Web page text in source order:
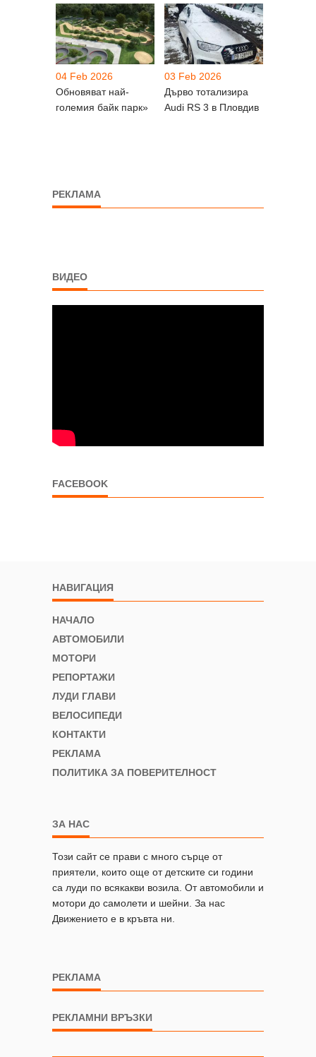
04 Feb 2026
Обновяват най-
големия байк парк»
03 Feb 2026
Дърво тотализира
Audi RS 3 в Пловдив
РЕКЛАМА
ВИДЕО
FACEBOOK
НАВИГАЦИЯ
НАЧАЛО
АВТОМОБИЛИ
МОТОРИ
РЕПОРТАЖИ
ЛУДИ ГЛАВИ
ВЕЛОСИПЕДИ
КОНТАКТИ
РЕКЛАМА
ПОЛИТИКА ЗА ПОВЕРИТЕЛНОСТ
ЗА НАС
Този сайт се прави с много сърце от
приятели, които още от детските си години
са луди по всякакви возила. От автомобили и
мотори до самолети и шейни. За нас
Движението е в кръвта ни.
РЕКЛАМА
РЕКЛАМНИ ВРЪЗКИ